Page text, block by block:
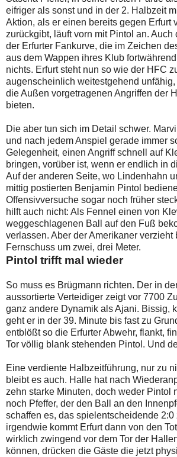
eifriger als sonst und in der 2. Halbzeit
Aktion, als er einen bereits gegen Erfurt
zurückgibt, läuft vorn mit Pintol an. Auch
der Erfurter Fankurve, die im Zeichen
aus dem Wappen ihres Klub
nichts. Erfurt steht nun so wie der HFC
augenscheinlich weitestgehend
die Außen vorgetragenen Angriffen der
bieten.
Die aber tun sich im Detail schwer.
und nach jedem Anspiel gerade immer
Gelegenheit, einen Angriff schnell auf
bringen, vorüber ist, wenn er endlich in
Auf der anderen Seite, wo Lindenhahn
mittig postierten Benjamin Pintol
Offensivversuche sogar noch früher
hilft auch nicht: Als Fennel einen von
weggeschlagenen Ball auf den Fuß
verlassen. Aber der Amerikaner verzieht
Fernschuss um zwei, drei Meter.
Pintol trifft mal wieder
So muss es Brügmann richten. Der in
aussortierte Verteidiger zeigt vor 7700
ganz andere Dynamik als Ajani. Bissig,
geht er in der 39. Minute bis fast zu
entblößt so die Erfurter Abwehr, flankt,
Tor völlig blank stehenden Pintol. Und
Eine verdiente Halbzeitführung, nur zu
bleibt es auch. Halle hat nach
zehn starke Minuten, doch weder Pintol
noch Pfeffer, der den Ball an den
schaffen es, das spielentscheidende 2:0
irgendwie kommt Erfurt dann von den
wirklich zwingend vor dem Tor der
können, drücken die Gäste die jetzt